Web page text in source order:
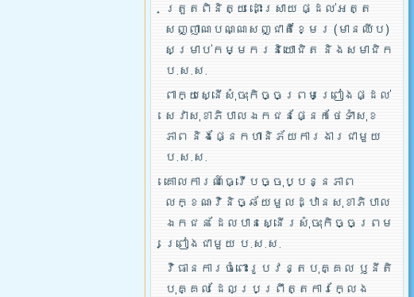
ត្រួតពិនិត្យ ដោះស្រាយ ផ្ដល់អត្ត
សញ្ញាណបណ្ណសញ្ជាតិខ្មែរ (មានឈីប)
សម្រាប់កម្មករនិយោជិត និងសមាជិក
ប.ស.ស.
ពាក្យស្នើសុំចុះកិច្ចព្រមព្រៀងផ្ដល់
សេវាសុខាភិបាលឯកជនផ្នែកថែទាំសុខ
ភាព និងផ្នែកហានិភ័យការងារជាមួយ
ប.ស.ស.
គោលការណ៍ធ្វើបច្ចុប្បន្នភាព
លក្ខណៈវិនិច្ឆ័យមួលដ្ឋានសុខាភិបាល
ឯកជន ដែលបានស្នើរសុំចុះកិច្ចព្រម
ព្រៀងជាមួយ ប.ស.ស.
វិធានការចំពោះរូបវន្តបុគ្គល ឫនីតិ
បុគ្គល ដែលប្រព្រឹត្តការក្លែង